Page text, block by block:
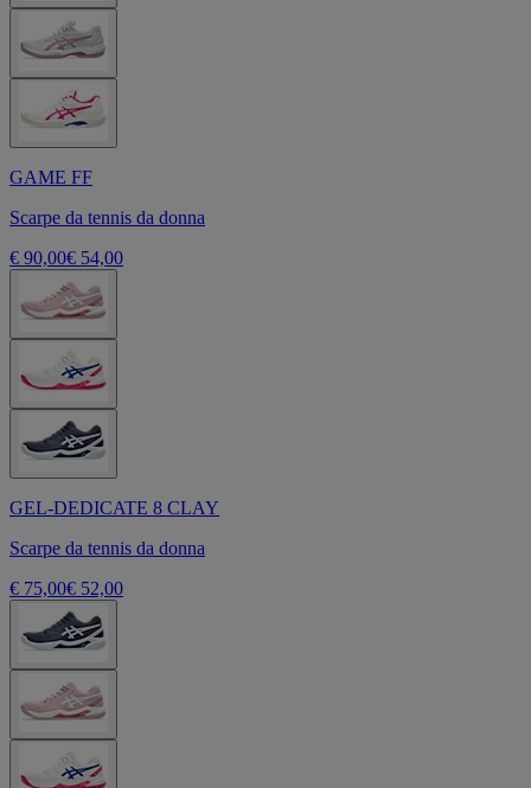
GAME FF
Scarpe da tennis da donna
€ 90,00€ 54,00
GEL-DEDICATE 8 CLAY
Scarpe da tennis da donna
€ 75,00€ 52,00